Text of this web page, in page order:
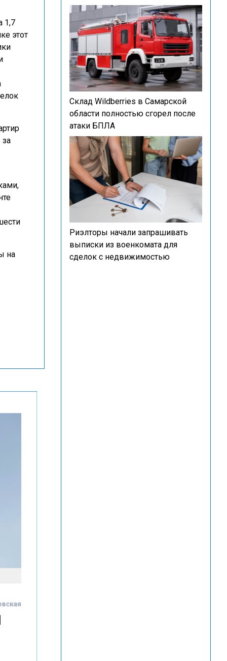
1,7
этот
на
Склад Wildberries в Самарской
области полностью сгорел после
атаки БПЛА
Риэлторы начали запрашивать
выписки из военкомата для
сделок с недвижимостью